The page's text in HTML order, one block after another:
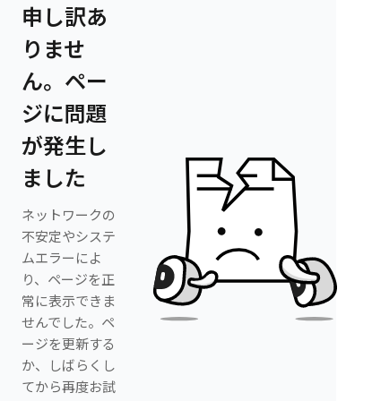
申し訳あ
りませ
ん。ペー
ジに問題
が発生し
ました
ネットワークの
不安定やシステ
ムエラーによ
り、ページを正
常に表示できま
せんでした。ペ
ージを更新する
か、しばらくし
てから再度お試